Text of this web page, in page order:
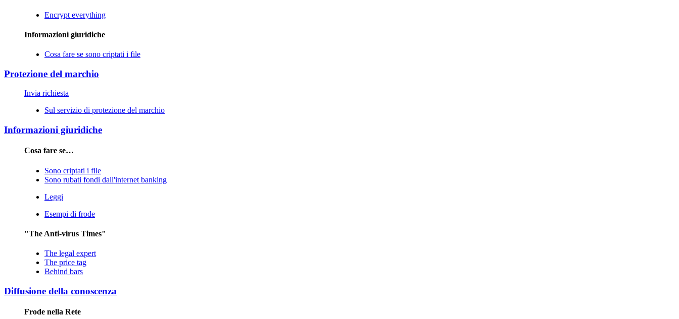
Encrypt everything
Informazioni giuridiche
Cosa fare se sono criptati i file
Protezione del marchio
Invia richiesta
Sul servizio di protezione del marchio
Informazioni giuridiche
Cosa fare se…
Sono criptati i file
Sono rubati fondi dall'internet banking
Leggi
Esempi di frode
"The Anti-virus Times"
The legal expert
The price tag
Behind bars
Diffusione della conoscenza
Frode nella Rete